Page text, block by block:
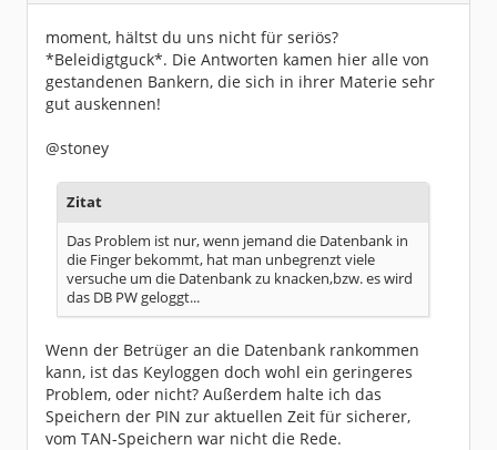
Dabei seit:
08 / 2002
moment, hältst du uns nicht für seriös?
*Beleidigtguck*. Die Antworten kamen hier alle von
gestandenen Bankern, die sich in ihrer Materie sehr
gut auskennen!
@stoney
Zitat
Das Problem ist nur, wenn jemand die Datenbank in
die Finger bekommt, hat man unbegrenzt viele
versuche um die Datenbank zu knacken,bzw. es wird
das DB PW geloggt...
Wenn der Betrüger an die Datenbank rankommen
kann, ist das Keyloggen doch wohl ein geringeres
Problem, oder nicht? Außerdem halte ich das
Speichern der PIN zur aktuellen Zeit für sicherer,
vom TAN-Speichern war nicht die Rede.